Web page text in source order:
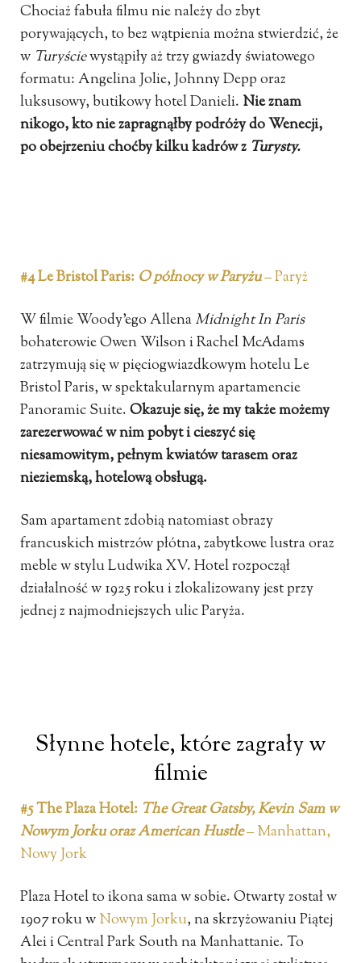
Chociaż fabuła filmu nie należy do zbyt
porywających, to bez wątpienia można stwierdzić, że
w Turyściewystąpiły aż trzy gwiazdy światowego
formatu: Angelina Jolie, Johnny Depp oraz
luksusowy, butikowy hotel Danieli. Nie znam
nikogo, kto nie zapragnąłby podróży do Wenecji,
po obejrzeniu choćby kilku kadrów z Turysty.
#4 Le Bristol Paris: O północy w Paryżu– Paryż
W filmie Woody’ego AllenaMidnight In Paris
bohaterowie Owen Wilson i Rachel McAdams
zatrzymują się w pięciogwiazdkowym hotelu Le
Bristol Paris, w spektakularnym apartamencie
Panoramic Suite.Okazuje się, że my także możemy
zarezerwować w nim pobyt i cieszyć się
niesamowitym, pełnym kwiatów tarasem oraz
nieziemską, hotelową obsługą.
Sam apartament zdobią natomiast obrazy
francuskich mistrzów płótna, zabytkowe lustra oraz
meble w stylu Ludwika XV. Hotel rozpoczął
działalność w 1925 roku i zlokalizowany jest przy
jednej z najmodniejszych ulic Paryża.
Słynne hotele, które zagrały w
filmie
#5 The Plaza Hotel: The Great Gatsby, Kevin Sam w
Nowym Jorkuoraz American Hustle– Manhattan,
Nowy Jork
Plaza Hotel to ikona sama w sobie. Otwarty został w
1907 roku wNowym Jorku, na skrzyżowaniu Piątej
Alei i Central Park South na Manhattanie. To